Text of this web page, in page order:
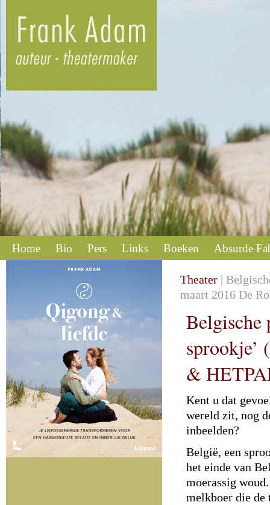
Home Bio Pers Links Boeken Absurde
Theater |
maart 2016 De
Belgische
sprookje’
&
Kent u dat
wereld zit, nog
inbeelden?
België, een
het einde van
moerassig
melkboer die de